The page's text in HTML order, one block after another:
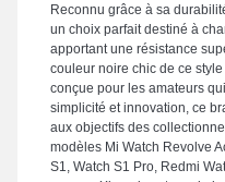
Reconnu grâce à sa
un choix parfait destiné à
apportant une résistance
couleur noire chic de ce
conçue pour les amateurs
simplicité et innovation, ce
aux objectifs des
modèles Mi Watch Revolve
S1, Watch S1 Pro, Redmi